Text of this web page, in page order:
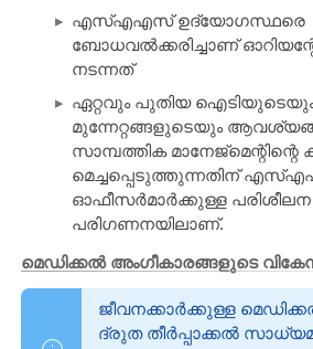
എസ്എഎസ് ഉദ്യോഗസ്ഥരെ
ബോധവൽക്കരിച്ചാണ്
നടന്നത്
ഏറ്റവും പുതിയ ഐടിയുടെയും
മുന്നേറ്റങ്ങളുടെയും
സാമ്പത്തിക
മെച്ചപ്പെടുത്തുന്നതിന്
ഓഫീസർമാർക്കുള്ള
പരിഗണനയിലാണ്.
മെഡിക്കൽ അംഗീകാരങ്ങളുടെ
ജീവനക്കാർക്കുള്ള
ദ്രുത തീർപ്പാക്കൽ